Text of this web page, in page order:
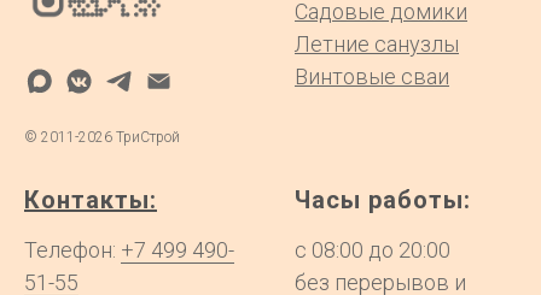
© 2011-2026 ТриСтрой
Садовые домики
Летние санузлы
Винтовые сваи
Контакты:
Телефон: +7 499 490-
51-55
Часы работы:
с 08:00 до 20:00
без перерывов и